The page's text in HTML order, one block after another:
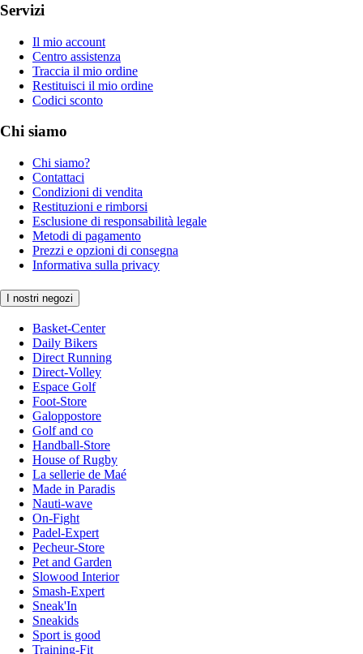
Servizi
Il mio account
Centro assistenza
Traccia il mio ordine
Restituisci il mio ordine
Codici sconto
Chi siamo
Chi siamo?
Contattaci
Condizioni di vendita
Restituzioni e rimborsi
Esclusione di responsabilità legale
Metodi di pagamento
Prezzi e opzioni di consegna
Informativa sulla privacy
I nostri negozi
Basket-Center
Daily Bikers
Direct Running
Direct-Volley
Espace Golf
Foot-Store
Galoppostore
Golf and co
Handball-Store
House of Rugby
La sellerie de Maé
Made in Paradis
Nauti-wave
On-Fight
Padel-Expert
Pecheur-Store
Pet and Garden
Slowood Interior
Smash-Expert
Sneak'In
Sneakids
Sport is good
Training-Fit